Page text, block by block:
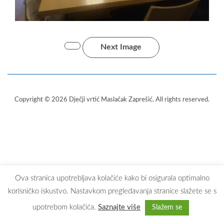
Next Image
Copyright © 2026 Dječji vrtić Maslačak Zaprešić. All rights reserved.
Ova stranica upotrebljava kolačiće kako bi osigurala optimalno
korisničko iskustvo. Nastavkom pregledavanja stranice slažete se s
upotrebom kolačića. Saznajte više Slažem se